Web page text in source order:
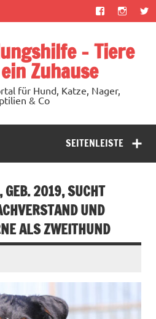
– Tiere
Zuhause
für Hund, Katze, Nager,
& Co
SEITENLEISTE
GEB. 2019, SUCHT
UND
ALS ZWEITHUND